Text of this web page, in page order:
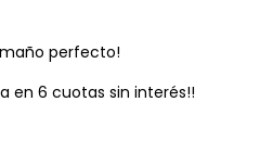
perfecto!
en 6 cuotas sin interés!!